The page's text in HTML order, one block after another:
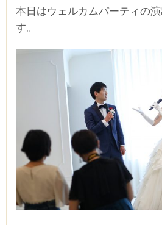
本日はウェルカムパーティの
す。